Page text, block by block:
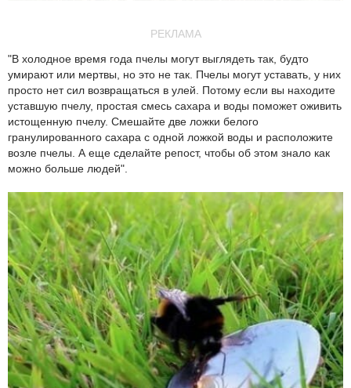
РЕКЛАМА
"В холодное время года пчелы могут выглядеть так, будто
умирают или мертвы, но это не так. Пчелы могут уставать, у них
просто нет сил возвращаться в улей. Потому если вы находите
уставшую пчелу, простая смесь сахара и воды поможет оживить
истощенную пчелу. Смешайте две ложки белого
гранулированного сахара с одной ложкой воды и расположите
возле пчелы. А еще сделайте репост, чтобы об этом знало как
можно больше людей".